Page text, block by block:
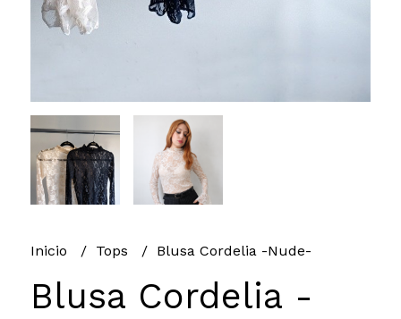
Inicio Tops Blusa Cordelia -Nude-
Blusa Cordelia -